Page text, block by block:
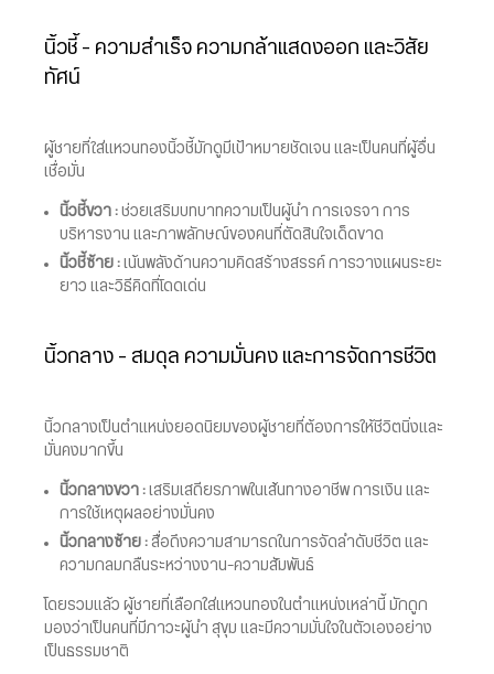
นิ้วชี้ – ความสำเร็จ ความกล้าแสดงออก และวิสัย
ทัศน์
ผู้ชายที่ใส่แหวนทองนิ้วชี้มักดูมีเป้าหมายชัดเจน และเป็นคนที่ผู้อื่น
เชื่อมั่น
นิ้วชี้ขวา : ช่วยเสริมบทบาทความเป็นผู้นำ การเจรจา การ
บริหารงาน และภาพลักษณ์ของคนที่ตัดสินใจเด็ดขาด
นิ้วชี้ซ้าย : เน้นพลังด้านความคิดสร้างสรรค์ การวางแผนระยะ
ยาว และวิธีคิดที่โดดเด่น
นิ้วกลาง – สมดุล ความมั่นคง และการจัดการชีวิต
นิ้วกลางเป็นตำแหน่งยอดนิยมของผู้ชายที่ต้องการให้ชีวิตนิ่งและ
มั่นคงมากขึ้น
นิ้วกลางขวา : เสริมเสถียรภาพในเส้นทางอาชีพ การเงิน และ
การใช้เหตุผลอย่างมั่นคง
นิ้วกลางซ้าย : สื่อถึงความสามารถในการจัดลำดับชีวิต และ
ความกลมกลืนระหว่างงาน–ความสัมพันธ์
โดยรวมแล้ว ผู้ชายที่เลือกใส่แหวนทองในตำแหน่งเหล่านี้ มักถูก
มองว่าเป็นคนที่มีภาวะผู้นำ สุขุม และมีความมั่นใจในตัวเองอย่าง
เป็นธรรมชาติ